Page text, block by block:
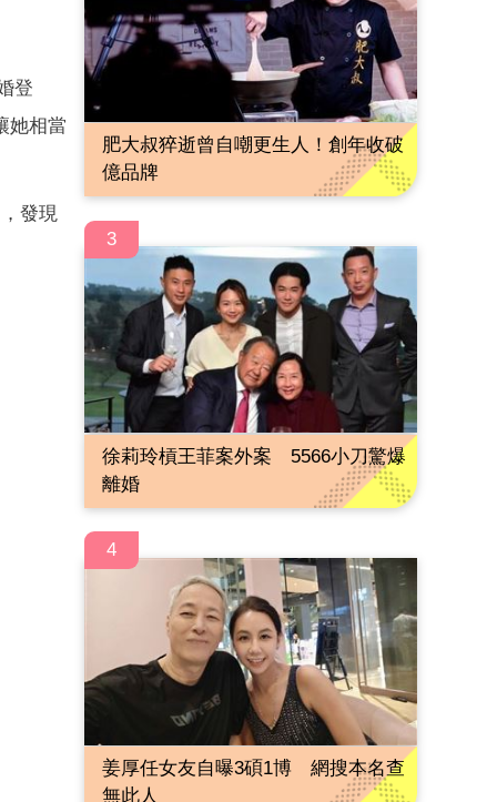
登
她相當
發現
肥大叔猝逝曾自嘲更生人！創年收破
億品牌
3
徐莉玲槓王菲案外案 5566小刀驚爆
離婚
4
姜厚任女友自曝3碩1博 網搜本名查
無此人